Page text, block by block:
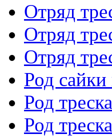
Отряд
Отряд
Отряд
Род
Род
Род